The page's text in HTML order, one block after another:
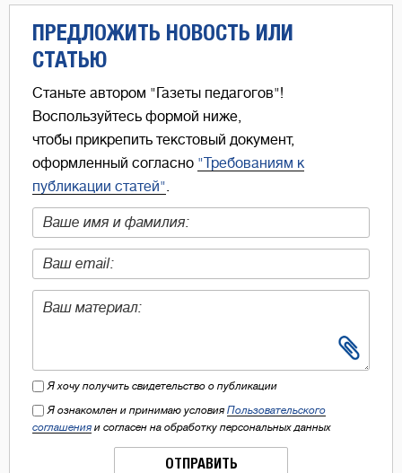
ПРЕДЛОЖИТЬ НОВОСТЬ ИЛИ
СТАТЬЮ
Станьте автором "Газеты педагогов"!
Воспользуйтесь формой ниже,
чтобы прикрепить текстовый документ,
оформленный согласно "Требованиям к
публикации статей".
Я хочу получить свидетельство о публикации
Я ознакомлен и принимаю условия Пользовательского
соглашения и согласен на обработку персональных данных
ОТПРАВИТЬ